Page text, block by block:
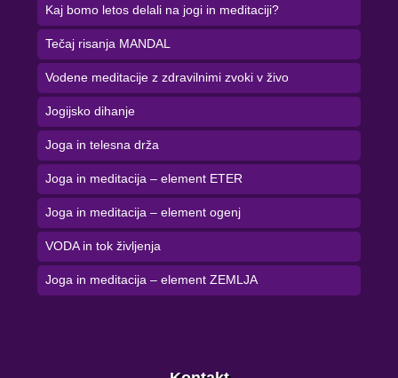
Kaj bomo letos delali na jogi in meditaciji?
Tečaj risanja MANDAL
Vodene meditacije z zdravilnimi zvoki v živo
Jogijsko dihanje
Joga in telesna drža
Joga in meditacija – element ETER
Joga in meditacija – element ogenj
VODA in tok življenja
Joga in meditacija – element ZEMLJA